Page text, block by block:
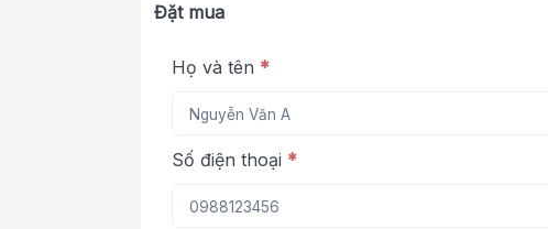
Đặt mua
Họ và tên *
Số điện thoại *